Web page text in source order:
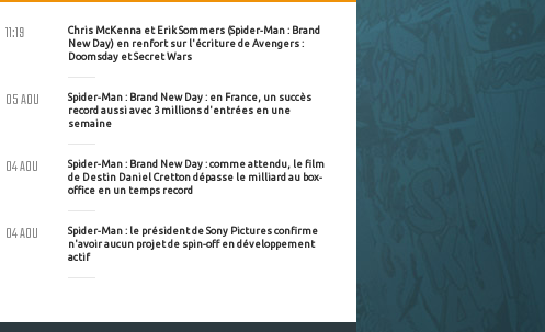
Chris McKenna et Erik Sommers (Spider-Man : Brand
New Day) en renfort sur l'écriture de Avengers :
Doomsday et Secret Wars
11:19
Spider-Man : Brand New Day : en France, un succès
record aussi avec 3 millions d'entrées en une
semaine
05 AOU
Spider-Man : Brand New Day : comme attendu, le film
de Destin Daniel Cretton dépasse le milliard au box-
office en un temps record
04 AOU
Spider-Man : le président de Sony Pictures confirme
n'avoir aucun projet de spin-off en développement
actif
04 AOU